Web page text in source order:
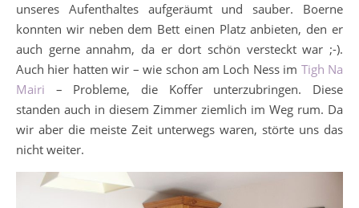
unseres Aufenthaltes aufgeräumt und sauber. Boerne
konnten wir neben dem Bett einen Platz anbieten, den er
auch gerne annahm, da er dort schön versteckt war ;-).
Auch hier hatten wir – wie schon am Loch Ness im Tigh Na
Mairi – Probleme, die Koffer unterzubringen. Diese
standen auch in diesem Zimmer ziemlich im Weg rum. Da
wir aber die meiste Zeit unterwegs waren, störte uns das
nicht weiter.